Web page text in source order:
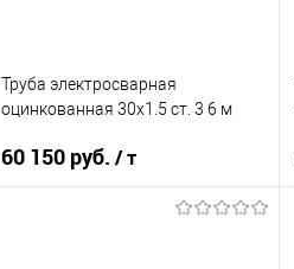
Труба электросварная
оцинкованная 30х1.5 ст. 3 6 м
60 150 руб. / т